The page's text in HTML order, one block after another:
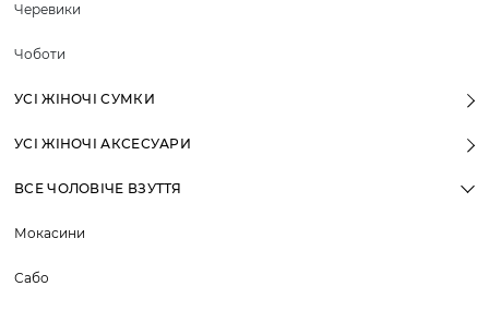
Черевики
Чоботи
УСІ ЖІНОЧІ СУМКИ
УСІ ЖІНОЧІ АКСЕСУАРИ
ВСЕ ЧОЛОВІЧЕ ВЗУТТЯ
Мокасини
Сабо